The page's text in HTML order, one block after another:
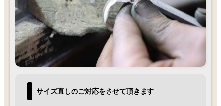
サイズ直しのご対応をさせて頂きます